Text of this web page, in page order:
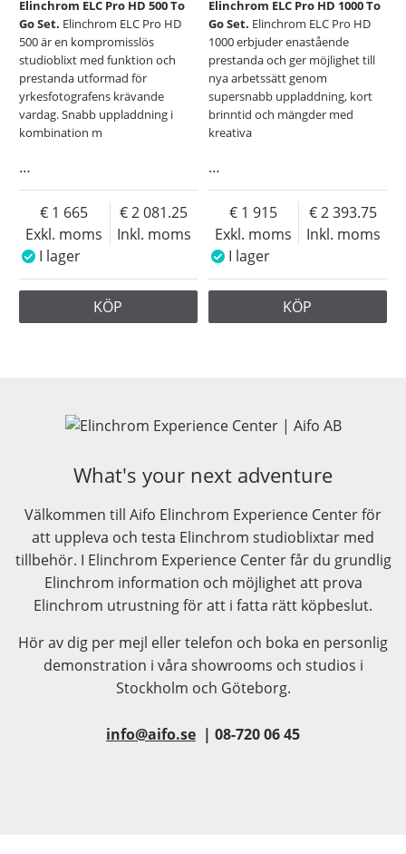
Elinchrom ELC Pro HD 500 To
Go Set. Elinchrom ELC Pro HD
500 är en kompromisslös
studioblixt med funktion och
prestanda utformad för
yrkesfotografens krävande
vardag. Snabb uppladdning i
kombination m
…
Exkl. moms
1 665
Inkl. moms
2 081.25
I lager
KÖP
Elinchrom ELC Pro HD 1000 To
Go Set. Elinchrom ELC Pro HD
1000 erbjuder enastående
prestanda och ger möjlighet till
nya arbetssätt genom
supersnabb uppladdning, kort
brinntid och mängder med
kreativa
…
Exkl. moms
1 915
Inkl. moms
2 393.75
I lager
KÖP
What's your next adventure
Välkommen till Aifo Elinchrom Experience Center för
att uppleva och testa Elinchrom studioblixtar med
tillbehör. I Elinchrom Experience Center får du grundlig
Elinchrom information och möjlighet att prova
Elinchrom utrustning för att i fatta rätt köpbeslut.
Hör av dig per mejl eller telefon och boka en personlig
demonstration i våra showrooms och studios i
Stockholm och Göteborg.
info@aifo.se | 08-720 06 45